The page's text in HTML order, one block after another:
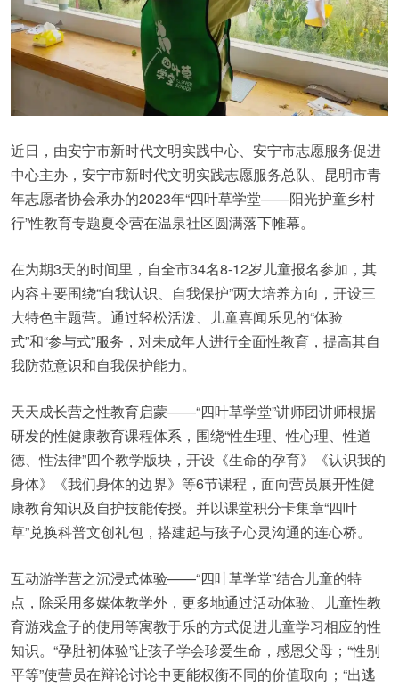
近日，由安宁市新时代文明实践中心、安宁市志愿服务促进
中心主办，安宁市新时代文明实践志愿服务总队、昆明市青
年志愿者协会承办的2023年“四叶草学堂——阳光护童乡村
行”性教育专题夏令营在温泉社区圆满落下帷幕。
在为期3天的时间里，自全市34名8-12岁儿童报名参加，其
内容主要围绕“自我认识、自我保护”两大培养方向，开设三
大特色主题营。通过轻松活泼、儿童喜闻乐见的“体验
式”和“参与式”服务，对未成年人进行全面性教育，提高其自
我防范意识和自我保护能力。
天天成长营之性教育启蒙——“四叶草学堂”讲师团讲师根据
研发的性健康教育课程体系，围绕“性生理、性心理、性道
德、性法律”四个教学版块，开设《生命的孕育》《认识我的
身体》《我们身体的边界》等6节课程，面向营员展开性健
康教育知识及自护技能传授。并以课堂积分卡集章“四叶
草”兑换科普文创礼包，搭建起与孩子心灵沟通的连心桥。
互动游学营之沉浸式体验——“四叶草学堂”结合儿童的特
点，除采用多媒体教学外，更多地通过活动体验、儿童性教
育游戏盒子的使用等寓教于乐的方式促进儿童学习相应的性
知识。“孕肚初体验”让孩子学会珍爱生命，感恩父母；“性别
平等”使营员在辩论讨论中更能权衡不同的价值取向；“出逃